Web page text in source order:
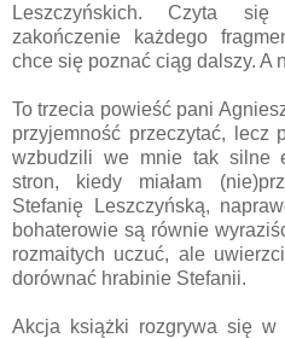
Leszczyńskich. Czyta
zakończenie każdego
chce się poznać ciąg dalszy. A
To trzecia powieść pani
przyjemność przeczytać, lecz
wzbudzili we mnie tak silne
stron, kiedy miałam
Stefanię Leszczyńską,
bohaterowie są równie
rozmaitych uczuć, ale
dorównać hrabinie Stefanii.
Akcja książki rozgrywa się w